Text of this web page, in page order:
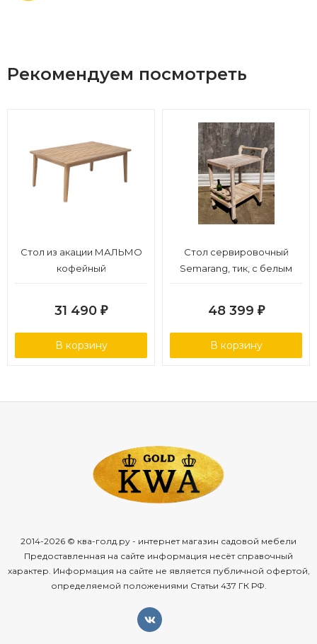
Рекомендуем посмотреть
Стол из акации МАЛЬМО
кофейный
31 490 ₽
В корзину
Стол сервировочный
Semarang, тик, с белым
48 399 ₽
В корзину
2014-2026 © ква-голд.ру - интернет магазин садовой мебели
Предоставленная на сайте информация несёт справочный
характер. Информация на сайте не является публичной офертой,
определяемой положениями Статьи 437 ГК РФ.